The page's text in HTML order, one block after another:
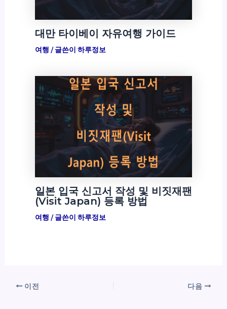
대만 타이베이 자유여행 가이드
여행 / 글쓴이 하루정보
일본 입국 신고서 작성 및 비짓재팬
(Visit Japan) 등록 방법
여행 / 글쓴이 하루정보
이전 다음